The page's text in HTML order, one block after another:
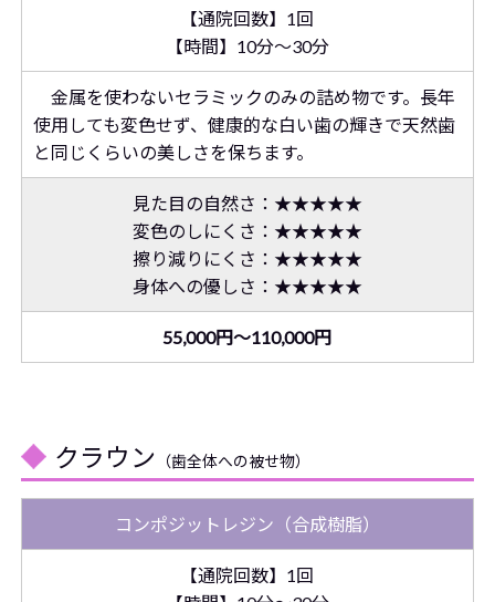
【通院回数】1回
【時間】10分～30分
金属を使わないセラミックのみの詰め物です。長年
使用しても変色せず、健康的な白い歯の輝きで天然歯
と同じくらいの美しさを保ちます。
見た目の自然さ：★★★★★
変色のしにくさ：★★★★★
擦り減りにくさ：★★★★★
身体への優しさ：★★★★★
55,000円～110,000円
クラウン （歯全体への被せ物）
コンポジットレジン（合成樹脂）
【通院回数】1回